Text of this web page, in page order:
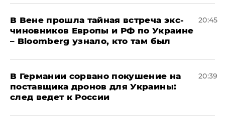
В Вене прошла тайная встреча экс-
чиновников Европы и РФ по Украине
– Bloomberg узнало, кто там был
20:45
​В Германии сорвано покушение на
поставщика дронов для Украины:
след ведет к России
20:39